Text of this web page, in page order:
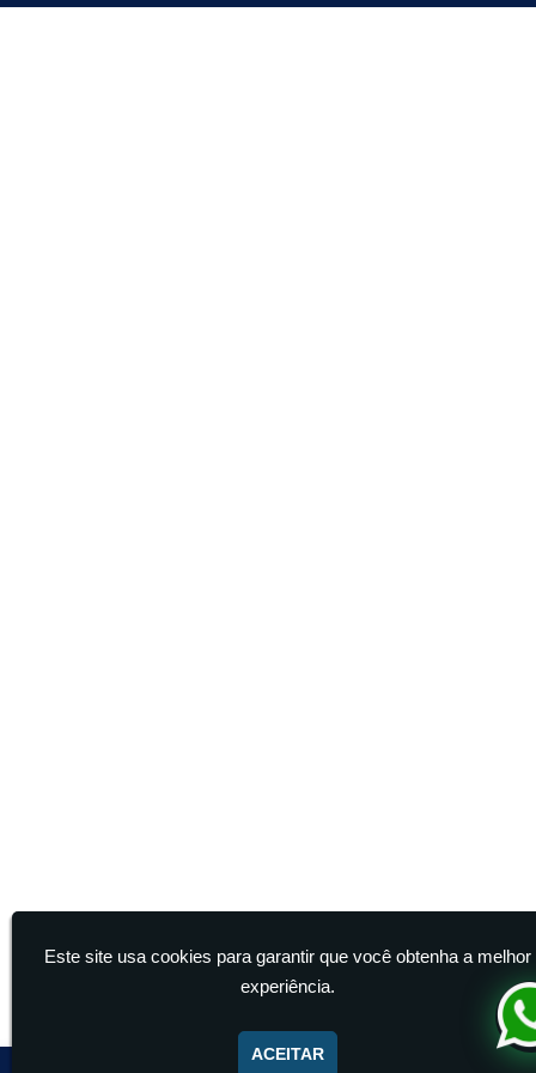
Este site usa cookies para garantir que você obtenha a melhor
experiência.
ACEITAR